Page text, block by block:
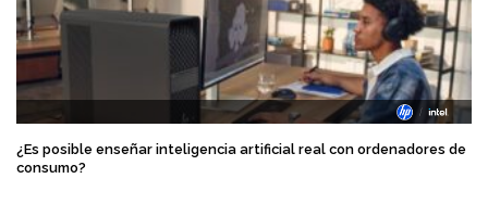
¿Es posible enseñar inteligencia artificial real con ordenadores de
consumo?